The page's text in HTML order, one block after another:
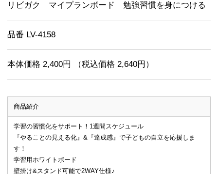
リビガク マイプランボード 勉強習慣を身につける
品番 LV-4158
本体価格 2,400円 （税込価格 2,640円）
商品紹介
学習の習慣化をサポート！1週間スケジュール
『やることの見える化』&『達成感』で子どもの自立を応援しま
す！
学習用ホワイトボード
壁掛け&スタンド可能で2WAY仕様♪